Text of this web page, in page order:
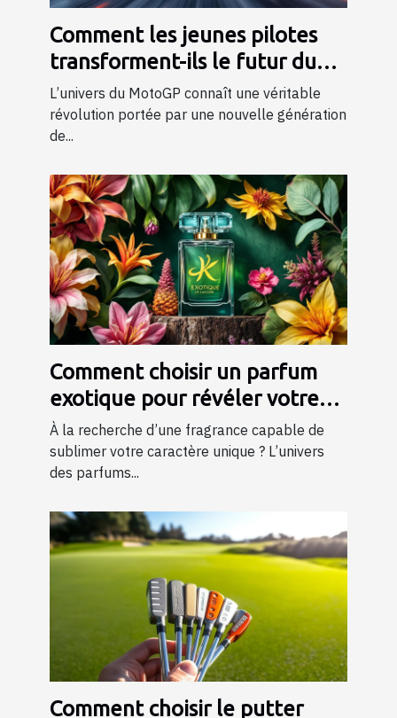
Comment les jeunes pilotes
transforment-ils le futur du
MotoGP ?
L’univers du MotoGP connaît une véritable
révolution portée par une nouvelle génération
de...
Comment choisir un parfum
exotique pour révéler votre
personnalité?
À la recherche d’une fragrance capable de
sublimer votre caractère unique ? L’univers
des parfums...
Comment choisir le putter